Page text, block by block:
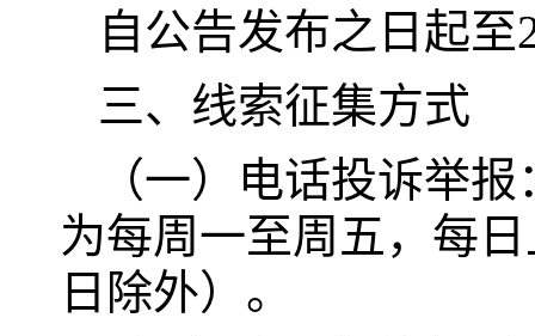
自公告发布之日起至
三、线索征集方式
（一）电话投诉举
为每周一至周五，每
日除外）。